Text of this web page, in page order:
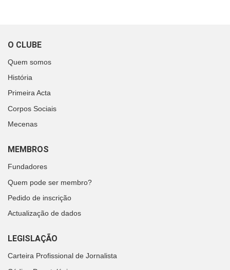
O CLUBE
Quem somos
História
Primeira Acta
Corpos Sociais
Mecenas
MEMBROS
Fundadores
Quem pode ser membro?
Pedido de inscrição
Actualização de dados
LEGISLAÇÃO
Carteira Profissional de Jornalista